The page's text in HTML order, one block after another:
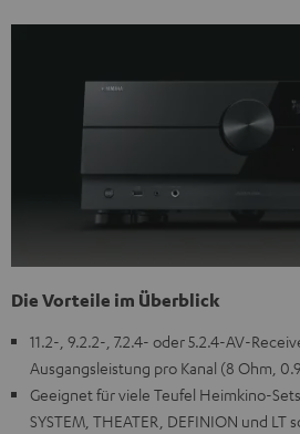
Die Vorteile im Überblick
11.2-, 9.2.2-, 7.2.4- oder 5.2.4-AV-
Ausgangsleistung pro Kanal (8 Ohm,
Geeignet für viele Teufel Heimkino-
SYSTEM, THEATER, DEFINION und